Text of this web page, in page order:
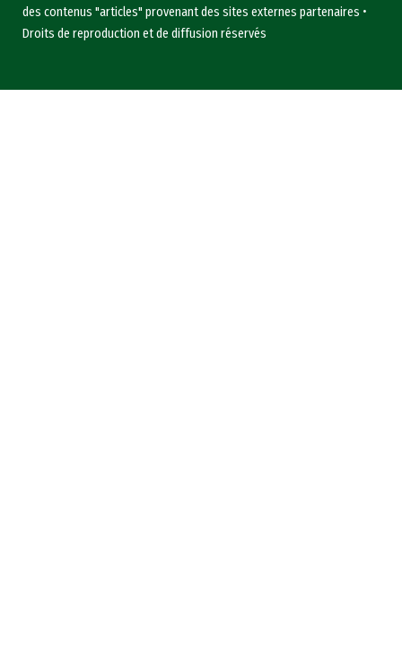
des contenus "articles" provenant des sites externes partenaires •
Droits de reproduction et de diffusion réservés